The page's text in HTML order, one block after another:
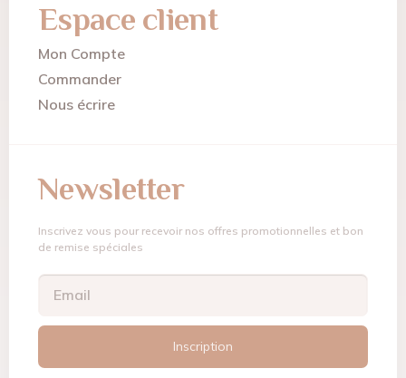
Espace client
Mon Compte
Commander
Nous écrire
Newsletter
Inscrivez vous pour recevoir nos offres promotionnelles et bon
de remise spéciales
Inscription